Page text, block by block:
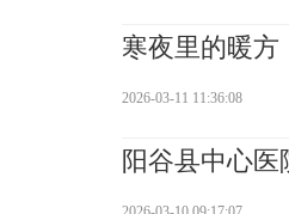
寒夜里的暖方
2026-03-11 11:36:08
阳谷县中心